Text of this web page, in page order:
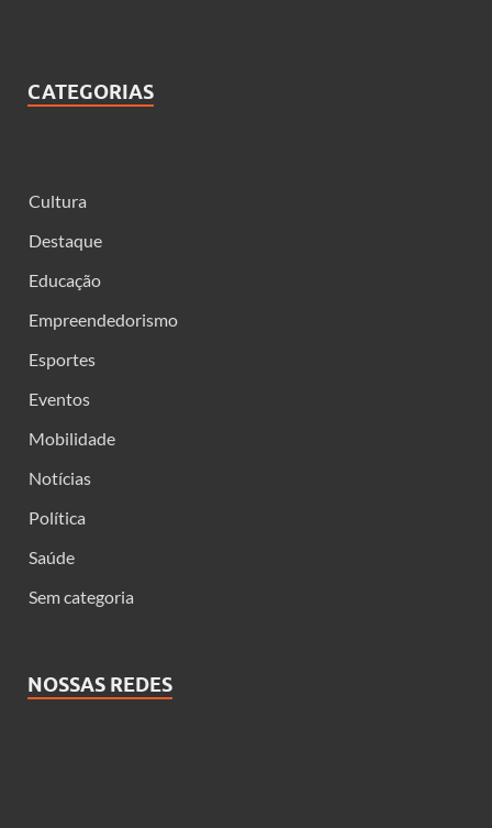
CATEGORIAS
Cultura
Destaque
Educação
Empreendedorismo
Esportes
Eventos
Mobilidade
Notícias
Política
Saúde
Sem categoria
NOSSAS REDES